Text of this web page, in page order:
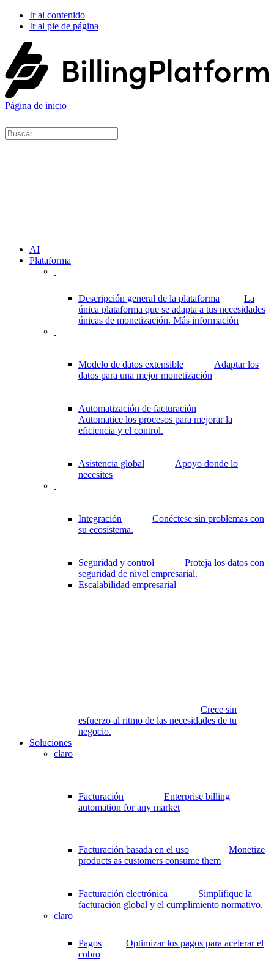
Ir al contenido
Ir al pie de página
Página de inicio
AI
Plataforma
Descripción general de la plataforma
La
única plataforma que se adapta a tus necesidades
únicas de monetización. Más información
Modelo de datos extensible
Adaptar los
datos para una mejor monetización
Automatización de facturación
Automatice los procesos para mejorar la
eficiencia y el control.
Asistencia global
Apoyo donde lo
necesites
Integración
Conéctese sin problemas con
su ecosistema.
Seguridad y control
Proteja los datos con
seguridad de nivel empresarial.
Escalabilidad empresarial
Crece sin
esfuerzo al ritmo de las necesidades de tu
negocio.
Soluciones
claro
Facturación
Enterprise billing
automation for any market
Facturación basada en el uso
Monetize
products as customers consume them
Facturación electrónica
Simplifique la
facturación global y el cumplimiento normativo.
claro
Pagos
Optimizar los pagos para acelerar el
cobro